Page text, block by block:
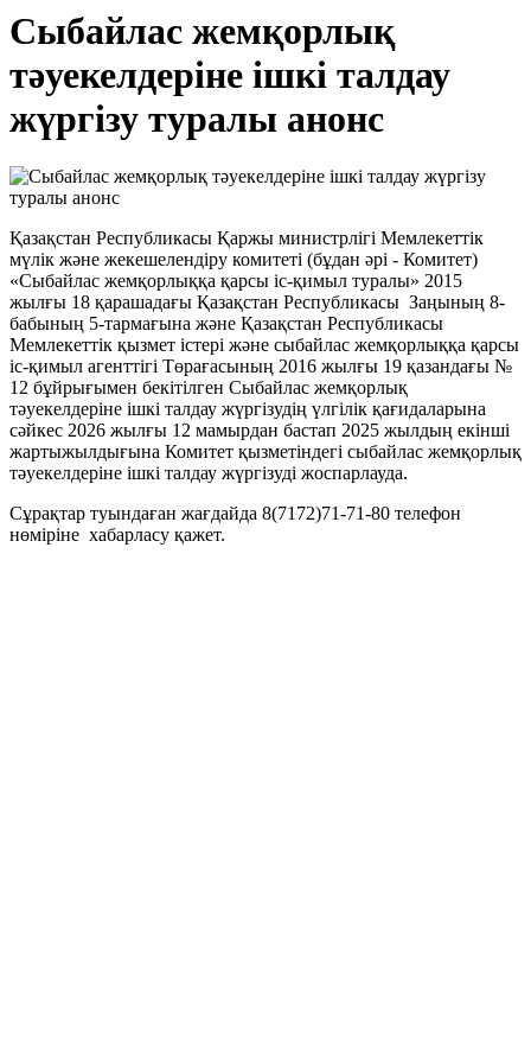
Сыбайлас жемқорлық
тәуекелдеріне ішкі талдау
жүргізу туралы анонс
Қазақстан Республикасы Қаржы министрлігі Мемлекеттік
мүлік және жекешелендіру комитеті (бұдан әрі - Комитет)
«Сыбайлас жемқорлыққа қарсы іс-қимыл туралы» 2015
жылғы 18 қарашадағы Қазақстан Республикасы Заңының 8-
бабының 5-тармағына және Қазақстан Республикасы
Мемлекеттік қызмет істері және сыбайлас жемқорлыққа қарсы
іс-қимыл агенттігі Төрағасының 2016 жылғы 19 қазандағы №
12 бұйрығымен бекітілген Сыбайлас жемқорлық
тәуекелдеріне ішкі талдау жүргізудің үлгілік қағидаларына
сәйкес 2026 жылғы 12 мамырдан бастап 2025 жылдың екінші
жартыжылдығына Комитет қызметіндегі сыбайлас жемқорлық
тәуекелдеріне ішкі талдау жүргізуді жоспарлауда.
Сұрақтар туындаған жағдайда 8(7172)71-71-80 телефон
нөміріне хабарласу қажет.